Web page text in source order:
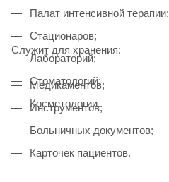
Палат интенсивной терапии;
Стационаров;
Лабораторий;
Стоматологий;
Косметологии.
Служит для хранения:
Медикаментов;
Инструментов;
Больничных документов;
Карточек пациентов.